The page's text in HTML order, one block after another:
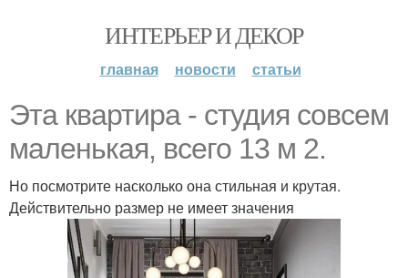
ИНТЕРЬЕР И ДЕКОР
главная новости статьи
Эта квартира - студия совсем
маленькая, всего 13 м 2.
Но посмотрите насколько она стильная и крутая.
Действительно размер не имеет значения